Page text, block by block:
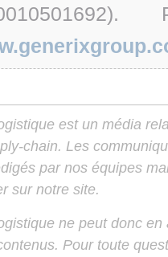
est un média
chain. Les
par nos équipes
sur notre site.
ne peut donc
Pour toute